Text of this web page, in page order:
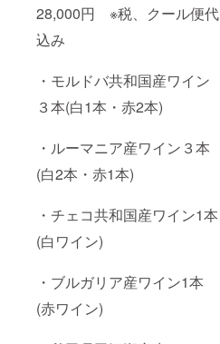
28,000円 ※税、クール便代
込み
・モルドバ共和国産ワイン
３本(白1本・赤2本)
・ルーマニア産ワイン３本
(白2本・赤1本)
・チェコ共和国産ワイン1本
(白ワイン)
・ブルガリア産ワイン1本
(赤ワイン)